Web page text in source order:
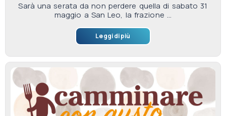
Sarà una serata da non perdere quella di sabato 31
maggio a San Leo, la frazione ...
Leggi di più